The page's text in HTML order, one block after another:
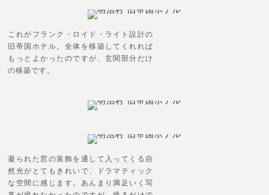
これがフランク・ロイド・ライト設計の
旧帝国ホテル。全体を移築してくれれば
もっとよかったのですが、玄関部分だけ
の移築です。
凝られた窓の装飾を通して入ってくる自
然光がとてもきれいで、ドラマティック
な空間に感じます。あんまり満足いく写